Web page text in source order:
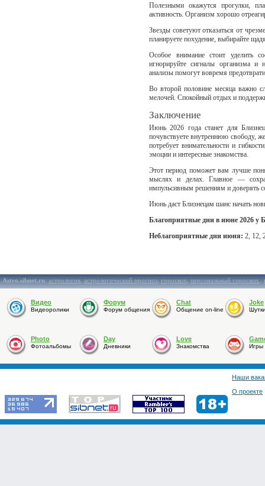
Полезными окажутся прогулки,
активность. Организм хорошо
Звезды советуют отказаться от
планируете похудение, выбирайте
Особое внимание стоит уделить
игнорируйте сигналы организма и
анализы помогут вовремя
Во второй половине месяца важно
мелочей. Спокойный отдых и
Заключение
Июнь 2026 года станет для
почувствуете внутреннюю свободу,
потребует внимательности и
эмоции и интересные знакомства.
Этот период поможет вам лучше
мыслях и делах. Главное —
импульсивным решениям и доверять
Июнь даст Близнецам шанс начать
Благоприятные дни в июне 2026 у
Неблагоприятные дни июня: 2, 12,
Astro.sibnet.ru:астрология,астрологический прогноз,гороскоп,персональный гороскоп,
Видео
Видеоролики
Форум
Форум общения
Chat
Общение on-line
Joke
Photo
Фотоальбомы
Day
Дневники
Love
Знакомства Игры
Наши
О проекте